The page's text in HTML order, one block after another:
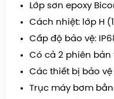
Lớp sơn epoxy
Cách nhiệt: lớp H
Cấp độ bảo vệ:
Có cả 2 phiên bản
Các thiết bị bảo
Trục máy bơm